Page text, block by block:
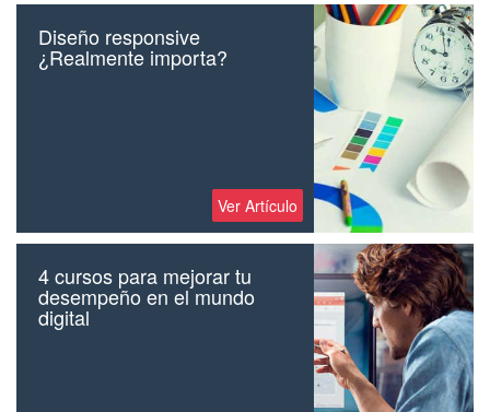
Diseño responsive
¿Realmente importa?
Ver Artículo
4 cursos para mejorar tu
desempeño en el mundo
digital